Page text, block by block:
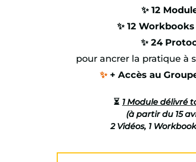
✨ 12
✨12
✨ 24
pour ancrer la pratique à
✨ + Accès au
⏳ 1 Module délivré
(à partir du 15
2 Vidéos, 1